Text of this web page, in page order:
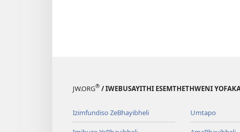
JW.ORG® / IWEBUSAYITHI ESEMTHETHWENI
Izimfundiso ZeBhayibheli Umtapo